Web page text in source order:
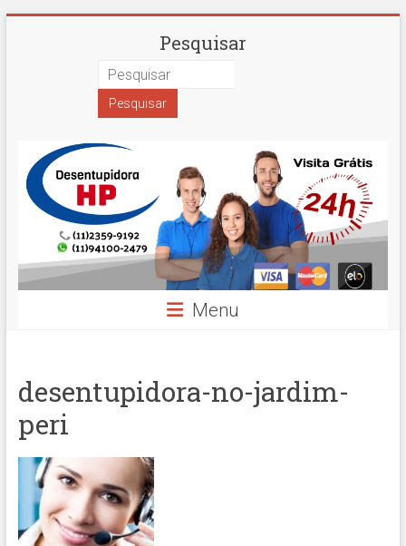
Desentupidora
Paulo
Hidro
Prime
Pesquisar
Menu
desentupidora-no-jardim-
peri